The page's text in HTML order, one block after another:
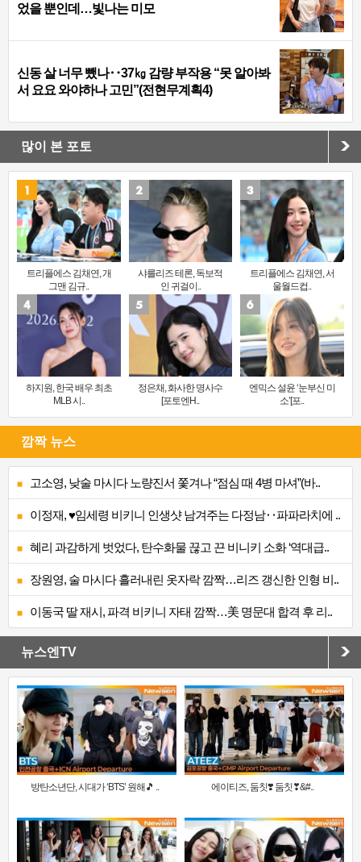
었을 뿐인데…빛나는 미모
신동 살 너무 뺐나‥37㎏ 감량 부작용 “못 알아봐
서 요요 와야하나 고민”(전현무계획4)
많이 본 포토
트리플에스 김채연, 개
그맨 김규..
샤를리즈 테론, 독보적
인 귀걸이..
트리플에스 김채연, 서
울월드컵..
하지원, 한국 배우 최초
MLB 시..
정은채, 화사한 명사수
[포토엔H..
엔믹스 설윤 ‘눈부신 미
소’[포..
깜짝 뉴스
고소영, 낮술 마시다 노량진서 쫓겨나 “점심 때 4병 마셔”(바..
이정재, ♥임세령 비키니 인생샷 남겨주는 다정남‥파파라치에 ..
혜리 과감하게 벗었다, 탄수화물 끊고 끈 비니키 소화 ‘역대급..
장원영, 술 마시다 흘러내린 옷자락 깜짝…리즈 갱신한 인형 비..
이동국 딸 재시, 파격 비키니 자태 깜짝…美 명문대 합격 후 리..
뉴스엔TV
방탄소년단, 시대가 ‘BTS’ 원해🎵 .. 에이티즈, 둠칫❣️ 둠칫❣&#..